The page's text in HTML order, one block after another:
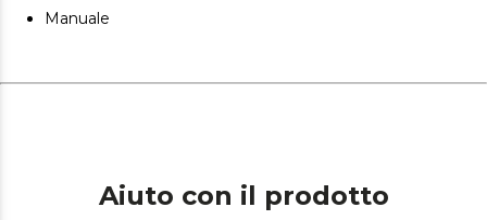
Manuale
Aiuto con il prodotto